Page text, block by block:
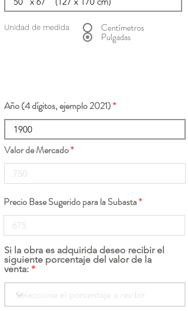
Unidad de medida Centímetros
Pulgadas
Año (4 dígitos, ejemplo 2021)
Valor de Mercado
Precio Base Sugerido para la Subasta
Si la obra es adquirida deseo recibir el
siguiente porcentaje del valor de la
venta: